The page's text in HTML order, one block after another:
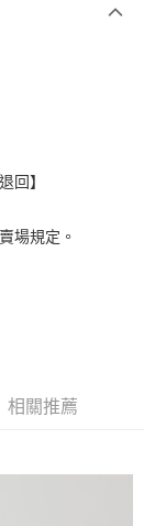
行
業銀行
確認付款後即完
系統評分，恕無
回】
場規定。
相關推薦